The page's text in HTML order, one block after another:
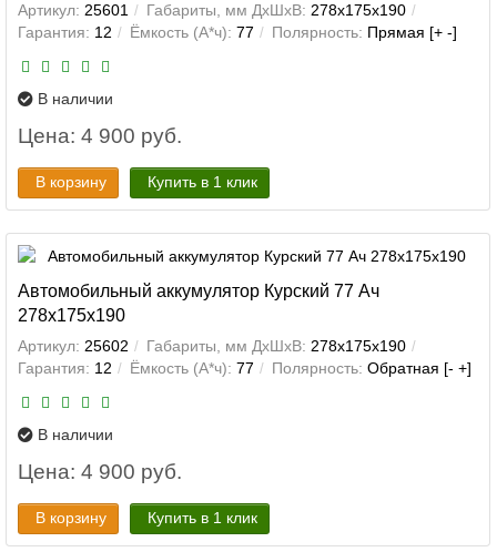
Артикул: 25601 Габариты, мм ДхШхВ: 278x175x190
Гарантия: 12 Ёмкость (А*ч): 77 Полярность: Прямая [+ -]
В наличии
Цена: 4 900 руб.
В корзину Купить в 1 клик
Автомобильный аккумулятор Курский 77 Ач
278x175x190
Артикул: 25602 Габариты, мм ДхШхВ: 278x175x190
Гарантия: 12 Ёмкость (А*ч): 77 Полярность: Обратная [- +]
В наличии
Цена: 4 900 руб.
В корзину Купить в 1 клик